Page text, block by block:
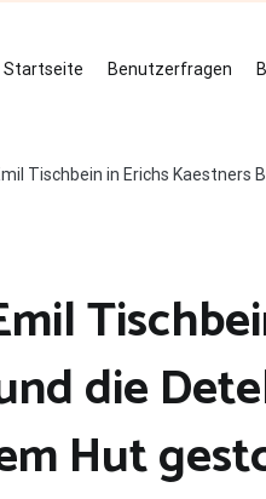
Startseite Benutzerfragen
Tischbein in Erichs
die
Hut